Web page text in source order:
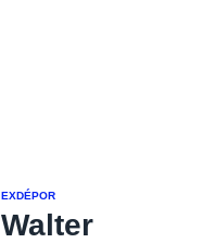
EXDÉPOR
Walter